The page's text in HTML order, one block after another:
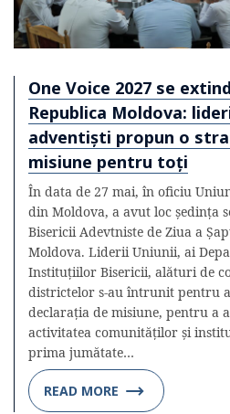
One Voice 2027 se
Republica Moldova:
adventiști propun o
misiune pentru toți
În data de 27 mai, în oficiu
din Moldova, a avut loc ședința
Bisericii Adevtniste de Ziua a
Moldova. Liderii Uniunii, ai
Instituțiilor Bisericii, alături de
districtelor s-au întrunit pentru
declarația de misiune, pentru a
activitatea comunităților și
prima jumătate…
READ MORE